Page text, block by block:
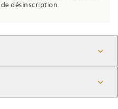
désinscription.